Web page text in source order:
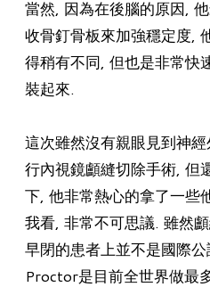
當然, 因為在後腦的原因,
收骨釘骨板來加強穩定度,
得稍有不同, 但也是非常快
裝起來.
這次雖然沒有親眼見到神
行內視鏡顱縫切除手術, 但
下, 他非常熱心的拿了一些
我看, 非常不可思議. 雖然
早閉的患者上並不是國際
Proctor是目前全世界做最